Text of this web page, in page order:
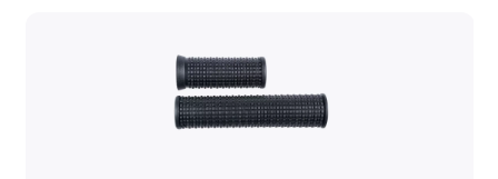
nécessaire. (Pas d’expédition les week-ends et jours fériés)
Kit cadre et paires de roues :
Emballés avec un soin particulier dans des cartons